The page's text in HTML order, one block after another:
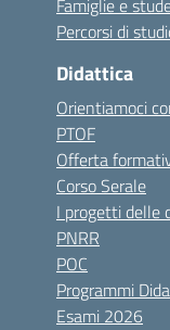
Famiglie e
Percorsi di
Didattica
Orientiamoci
PTOF
Offerta
Corso Serale
I progetti delle
PNRR
POC
Programmi
Esami 2026